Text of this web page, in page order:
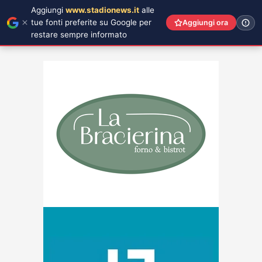
Aggiungi www.stadionews.it alle
tue fonti preferite su Google per
restare sempre informato
Aggiungi ora